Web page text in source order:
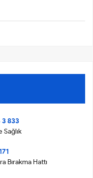
833
Sağlık
Bırakma Hattı